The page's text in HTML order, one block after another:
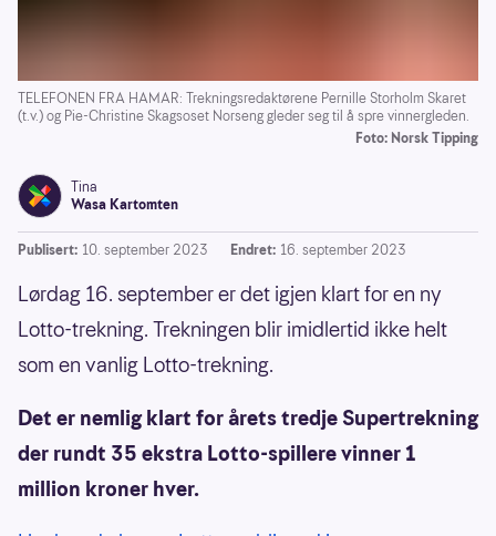
TELEFONEN FRA HAMAR: Trekningsredaktørene Pernille Storholm Skaret
(t.v.) og Pie-Christine Skagsoset Norseng gleder seg til å spre vinnergleden.
Foto: Norsk Tipping
Tina
Wasa Kartomten
Publisert: 10. september 2023 Endret: 16. september 2023
Lørdag 16. september er det igjen klart for en ny
Lotto-trekning. Trekningen blir imidlertid ikke helt
som en vanlig Lotto-trekning.
Det er nemlig klart for årets tredje Supertrekning
der rundt 35 ekstra Lotto-spillere vinner 1
million kroner hver.